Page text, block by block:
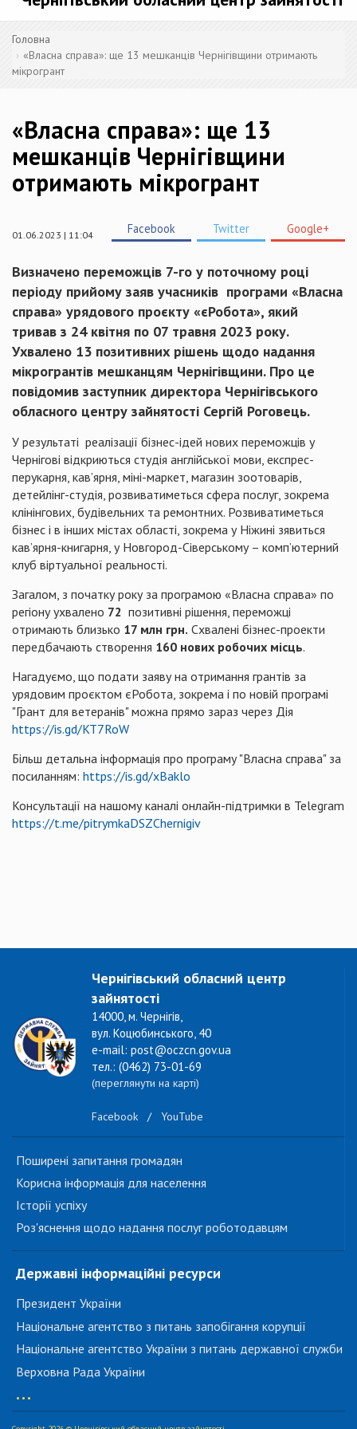
Головна
«Власна справа»: ще 13 мешканців Чернігівщини отримають
мікрогрант
«Власна справа»: ще 13
мешканців Чернігівщини
отримають мікрогрант
01.06.2023 | 11:04 Facebook Twitter Google+
Визначено переможців 7-го у поточному році
періоду прийому заяв учасників програми «Власна
справа» урядового проєкту «єРобота», який
тривав з 24 квітня по 07 травня 2023 року.
Ухвалено 13 позитивних рішень щодо надання
мікрогрантів мешканцям Чернігівщини. Про це
повідомив заступник директора Чернігівського
обласного центру зайнятості Сергій Роговець.
У результаті реалізації бізнес-ідей нових переможців у
Чернігові відкриються студія англійської мови, експрес-
перукарня, кав’ярня, міні-маркет, магазин зоотоварів,
детейлінг-студія, розвиватиметься сфера послуг, зокрема
клінінгових, будівельних та ремонтних. Розвиватиметься
бізнес і в інших містах області, зокрема у Ніжині зявиться
кав’ярня-книгарня, у Новгород-Сіверському – комп’ютерний
клуб віртуальної реальності.
Загалом, з початку року за програмою «Власна справа» по
регіону ухвалено 72 позитивні рішення, переможці
отримають близько 17 млн грн. Схвалені бізнес-проекти
передбачають створення 160 нових робочих місць.
Нагадуємо, що подати заяву на отримання грантів за
урядовим проєктом єРобота, зокрема і по новій програмі
"Грант для ветеранів" можна прямо зараз через Дія
https://is.gd/KT7RoW
Більш детальна інформація про програму "Власна справа" за
посиланням: https://is.gd/xBaklo
Консультації на нашому каналі онлайн-підтримки в Telegram
https://t.me/pitrymkaDSZChernigiv
Чернігівський обласний центр
зайнятості
14000, м. Чернігів,
вул. Коцюбинського, 40
e-mail: post@oczcn.gov.ua
тел.: (0462) 73-01-69
(переглянути на карті)
Facebook / YouTube
Поширені запитання громадян
Корисна інформація для населення
Історії успіху
Роз'яснення щодо надання послуг роботодавцям
Державні інформаційні ресурси
Президент України
Національне агентство з питань запобігання корупції
Національне агентство України з питань державної служби
Верховна Рада України
...